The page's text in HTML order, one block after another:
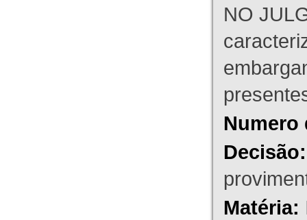
NO
Numero
Decisão:
Matéria: